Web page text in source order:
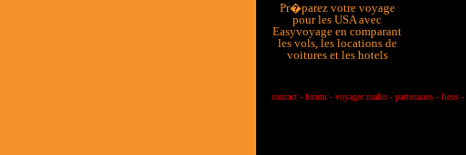
Pr�parez votre voyage
pour les USA avec
Easyvoyage en comparant
les vols, les locations de
voitures et les hotels
contact- forum - voyager malin- partenaires- liens-